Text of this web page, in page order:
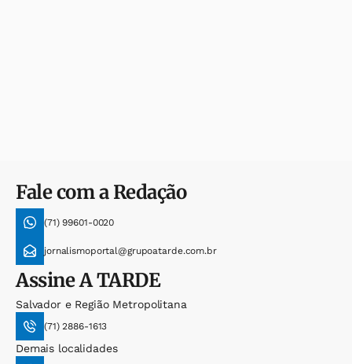
Fale com a Redação
(71) 99601-0020
jornalismoportal@grupoatarde.com.br
AssineA TARDE
Salvador e Região Metropolitana
(71) 2886-1613
Demais localidades